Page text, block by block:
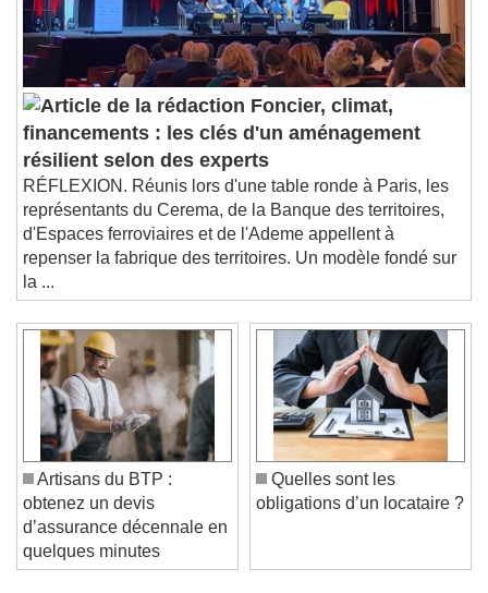
Foncier, climat,
financements : les clés d'un aménagement
résilient selon des experts
RÉFLEXION. Réunis lors d'une table ronde à Paris, les
représentants du Cerema, de la Banque des territoires,
d'Espaces ferroviaires et de l'Ademe appellent à
repenser la fabrique des territoires. Un modèle fondé sur
la ...
Artisans du BTP :
obtenez un devis
d’assurance décennale en
quelques minutes
Quelles sont les